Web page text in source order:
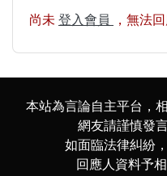
尚未 登入會員 ，無法回
本站為言論自主平台，
網友請謹慎發
如面臨法律糾紛
回應人資料予